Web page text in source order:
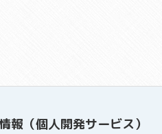
報（個人開発サービス）